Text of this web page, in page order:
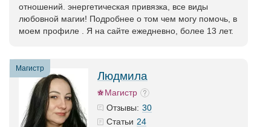
отношений. энергетическая привязка, все виды
любовной магии! Подробнее о том чем могу помочь, в
моем профиле . Я на сайте ежедневно, более 13 лет.
Магистр
Людмила
Магистр
Отзывы: 30
Статьи 24